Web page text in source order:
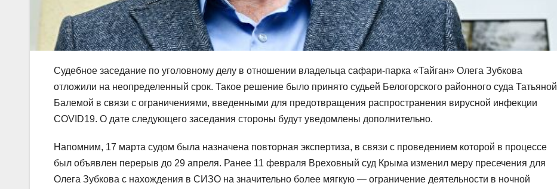
Судебное заседание по уголовному делу в отношении владельца сафари-парка «Тайган» Олега Зубкова
отложили на неопределенный срок. Такое решение было принято судьей Белогорского районного суда Татьяной
Балемой в связи с ограничениями, введенными для предотвращения распространения вирусной инфекции
COVID19. О дате следующего заседания стороны будут уведомлены дополнительно.
Напомним, 17 марта судом была назначена повторная экспертиза, в связи с проведением которой в процессе
был объявлен перерыв до 29 апреля. Ранее 11 февраля Вреховный суд Крыма изменил меру пресечения для
Олега Зубкова с нахождения в СИЗО на значительно более мягкую — ограничение деятельности в ночной